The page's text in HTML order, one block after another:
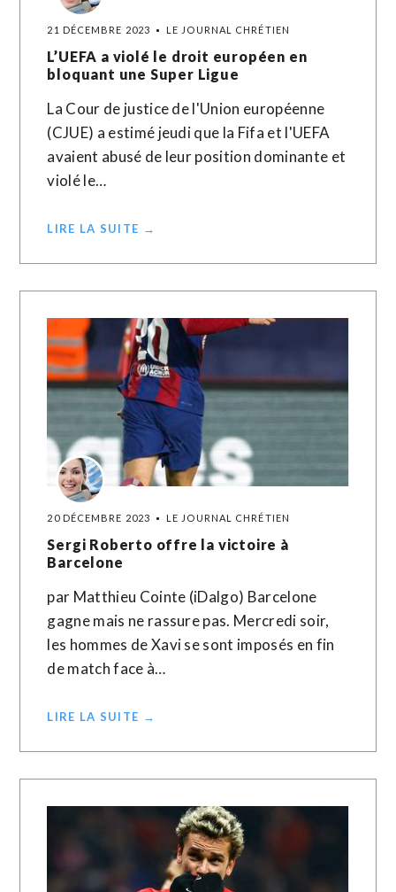
21 DÉCEMBRE 2023 LE JOURNAL CHRÉTIEN
L’UEFA a violé le droit européen en
bloquant une Super Ligue
La Cour de justice de l'Union européenne
(CJUE) a estimé jeudi que la Fifa et l'UEFA
avaient abusé de leur position dominante et
violé le…
LIRE LA SUITE →
20 DÉCEMBRE 2023 LE JOURNAL CHRÉTIEN
Sergi Roberto offre la victoire à
Barcelone
par Matthieu Cointe (iDalgo) Barcelone
gagne mais ne rassure pas. Mercredi soir,
les hommes de Xavi se sont imposés en fin
de match face à…
LIRE LA SUITE →